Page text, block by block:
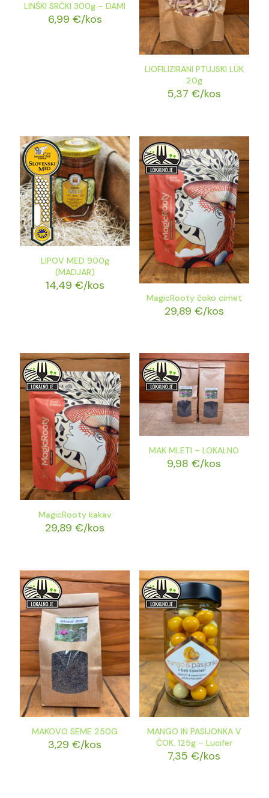
LINŠKI SRČKI 300g – DAMI
6,99 €/kos
LIOFILIZIRANI PTUJSKI LÜK
20g
5,37 €/kos
LIPOV MED 900g
(MADJAR)
14,49 €/kos
MagicRooty čoko cimet
29,89 €/kos
MagicRooty kakav
29,89€/kos
MAK MLETI – LOKALNO
9,98€/kos
MAKOVO SEME 250G
3,29€/kos
MANGO IN PASIJONKA V
ČOK. 125g – Lucifer
7,35€/kos